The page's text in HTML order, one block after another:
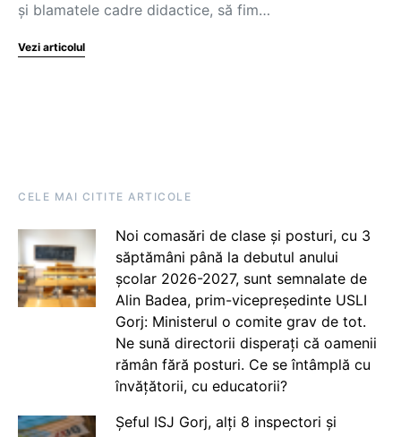
și blamatele cadre didactice, să fim…
Vezi articolul
CELE MAI CITITE ARTICOLE
Noi comasări de clase și posturi, cu 3
săptămâni până la debutul anului
școlar 2026-2027, sunt semnalate de
Alin Badea, prim-vicepreședinte USLI
Gorj: Ministerul o comite grav de tot.
Ne sună directorii disperați că oamenii
rămân fără posturi. Ce se întâmplă cu
învățătorii, cu educatorii?
Șeful ISJ Gorj, alți 8 inspectori și